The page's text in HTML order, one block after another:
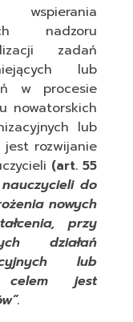
wspierania
nadzoru
zadań
lub
w procesie
nowatorskich
lub
jest rozwijanie
(art. 55
do
nowych
przy
działań
lub
celem jest